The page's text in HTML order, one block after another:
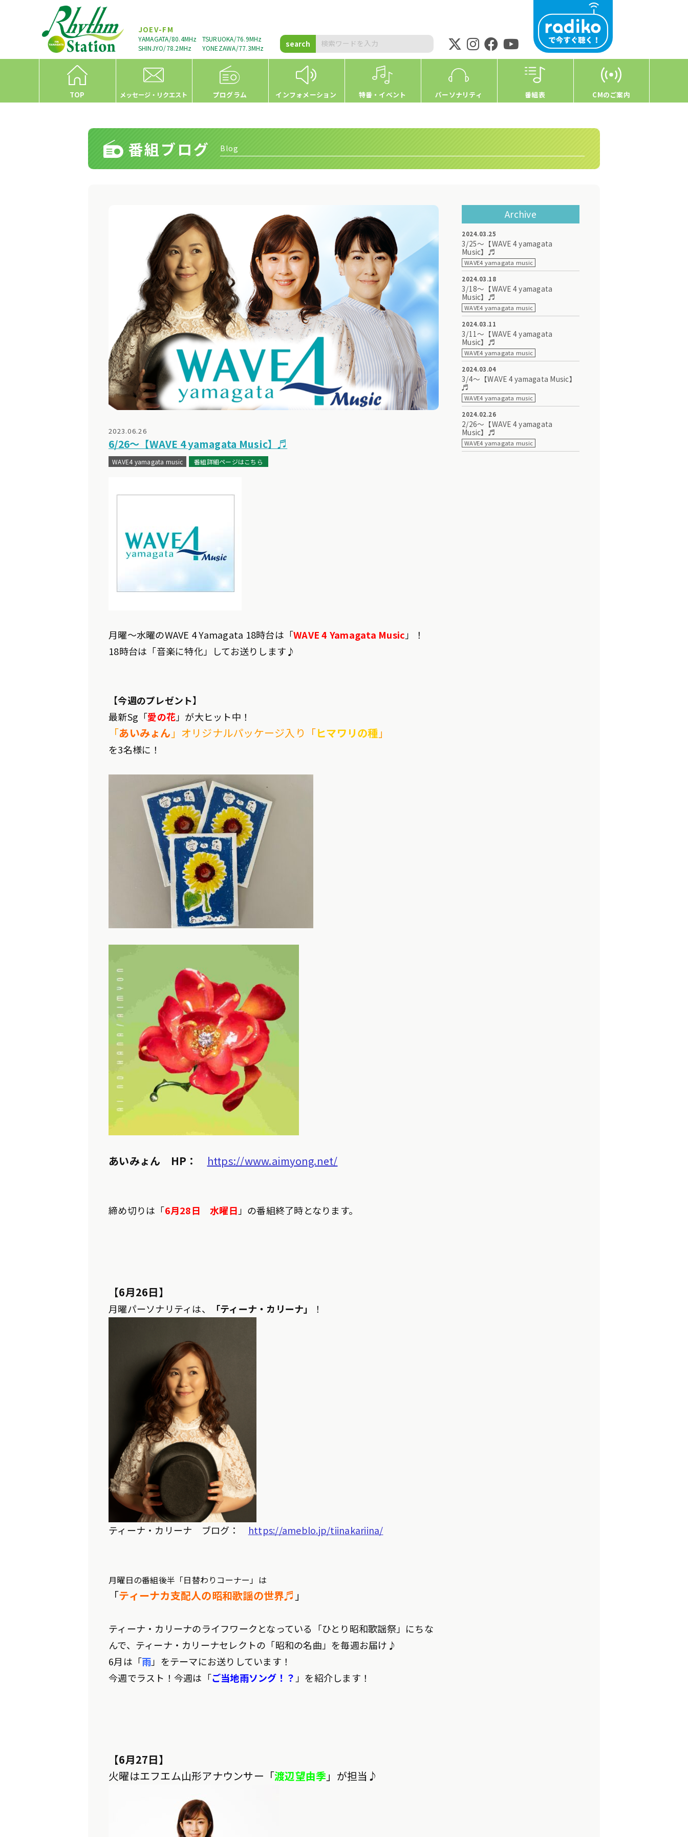
JOEV-FM
YAMAGATA/80.4MHz
TSURUOKA/76.9MHz
SHINJYO/78.2MHz
YONEZAWA/77.3MHz search
TOP メッセージ・リクエスト プログラム インフォメーション 特番・イベント パーソナリティ 番組表 CMのご案内
番組ブログ Blog
2023.06.26
6/26～【WAVE 4 yamagata Music】♬
WAVE4 yamagata music 番組詳細ページはこちら
月曜～水曜のWAVE 4 Yamagata 18時台は「WAVE 4 Yamagata Music 」！
18時台は「音楽に特化」してお送りします♪
【今週のプレゼント】
最新Sg「愛の花」が大ヒット中！
「あいみょん 」オリジナルパッケージ入り「ヒマワリの種 」
を3名様に！
あいみょん HP： https://www.aimyong.net/
締め切りは「6月28日 水曜日 」の番組終了時となります。
【6月26日】
月曜パーソナリティは、 「ティーナ・カリーナ」 ！
ティーナ・カリーナ ブログ： https://ameblo.jp/tiinakariina/
月曜日の番組後半「日替わりコーナー」は
「ティーナカ支配人の昭和歌謡の世界♬ 」
ティーナ・カリーナのライフワークとなっている「ひとり昭和歌謡祭」にちな
んで、ティーナ・カリーナセレクトの「昭和の名曲」を毎週お届け♪
6月は「雨」をテーマにお送りしています！
今週でラスト！今週は「ご当地雨ソング！？ 」を紹介します！
【6月27日】
火曜はエフエム山形アナウンサー「渡辺望由季」が担当♪
Archive
2024.03.25
3/25～【WAVE 4 yamagata
Music】♬
WAVE4 yamagata music
2024.03.18
3/18～【WAVE 4 yamagata
Music】♬
WAVE4 yamagata music
2024.03.11
3/11～【WAVE 4 yamagata
Music】♬
WAVE4 yamagata music
2024.03.04
3/4～【WAVE 4 yamagata Music】
♬
WAVE4 yamagata music
2024.02.26
2/26～【WAVE 4 yamagata
Music】♬
WAVE4 yamagata music